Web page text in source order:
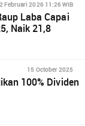
Februari 2026 11:26 WIB
Laba Capai
Naik 21,8
15 October 2025
100% Dividen